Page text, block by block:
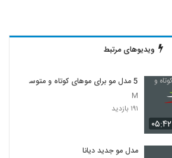
ویدیوهای مرتبط
۰۵:۴۲
5 مدل مو برای موهای کوتاه و متوسط
M
۱۹۱ بازدید
مدل مو جدید دیانا